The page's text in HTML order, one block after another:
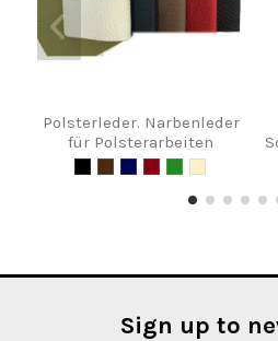
Polsterleder. Narbenleder
für Polsterarbeiten
Sign up to